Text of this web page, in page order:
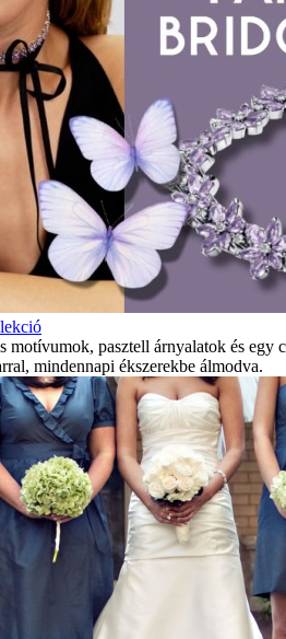
motívumok, pasztell árnyalatok és
mindennapi ékszerekbe álmodva.